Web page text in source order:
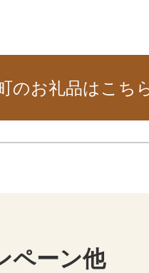
のお礼品はこち
ペーン他